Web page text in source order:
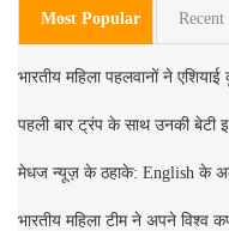
Most Popular
भारतीय महिला पहलवानों ने
पहली बार ट्रंप के साथ उनकी बेटी
मेधज न्यूज़ के ठहाके: English के
भारतीय महिला टीम ने अपने विश्व